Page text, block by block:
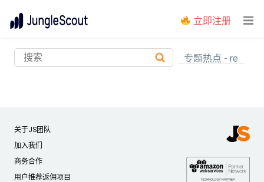
立即注册
专题热点 - re
关于JS团队
加入我们
商务合作
用户推荐返佣项目